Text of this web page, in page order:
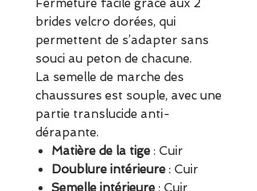
Fermeture facile grâce aux 2
brides velcro dorées, qui
permettent de s’adapter sans
souci au peton de chacune.
La semelle de marche des
chaussures est souple, avec une
partie translucide anti-
dérapante.
Matière de la tige : Cuir
Doublure intérieure : Cuir
Semelle intérieure : Cuir